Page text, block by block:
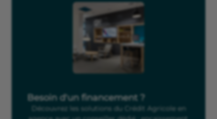
Besoin d'un financement ?
Découvrez les solutions du Crédit Agricole en